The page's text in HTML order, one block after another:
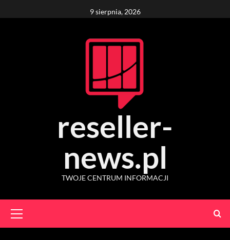
to
9 sierpnia, 2026
reseller-
news.pl
TWOJE CENTRUM INFORMACJI
Menu